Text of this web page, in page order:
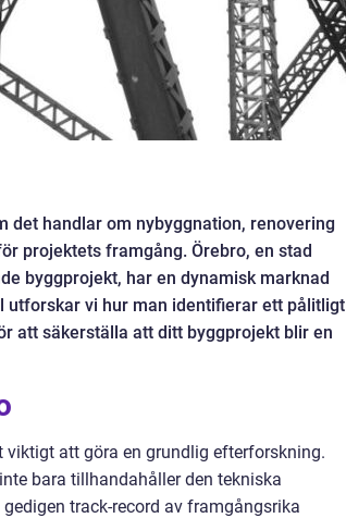
det handlar om nybyggnation, renovering
projektets framgång. Örebro, en stad
byggprojekt, har en dynamisk marknad
utforskar vi hur man identifierar ett pålitligt
att säkerställa att ditt byggprojekt blir en
viktigt att göra en grundlig efterforskning.
bara tillhandahåller den tekniska
track-record av framgångsrika